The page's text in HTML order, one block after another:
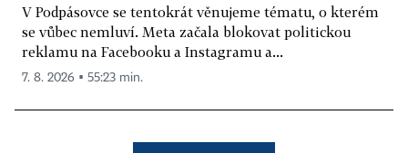
V Podpásovce se tentokrát věnujeme tématu, o kterém
se vůbec nemluví. Meta začala blokovat politickou
reklamu na Facebooku a Instagramu a...
7. 8. 2026 ▪ 55:23 min.